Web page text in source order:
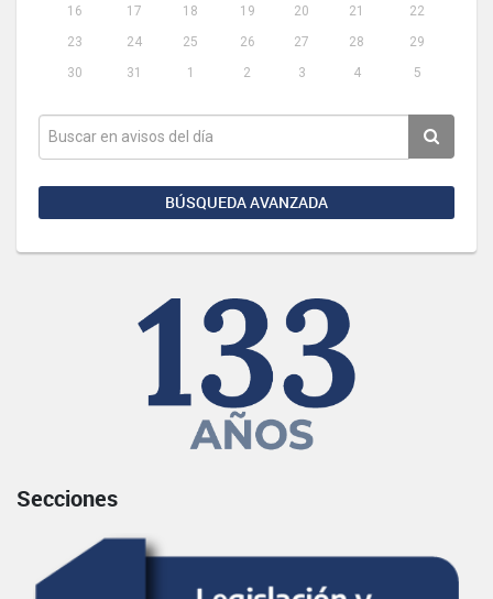
16
17 18 19 20 21
22
23
24 25 26 27 28
29
30
31 1 2 3 4 5
BÚSQUEDA AVANZADA
Secciones